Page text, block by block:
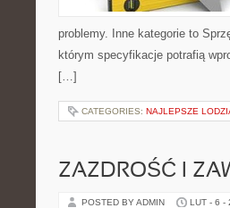
problemy. Inne kategorie to
którym specyfikacje potrafią
[…]
CATEGORIES: NAJLEPSZE
ZAZDROŚĆ I
POSTED BY ADMIN LUT - 6 -